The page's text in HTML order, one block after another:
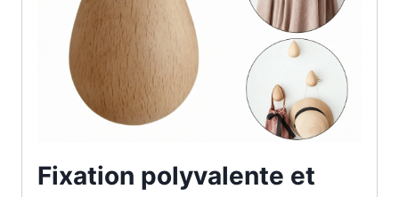
Fixation polyvalente et